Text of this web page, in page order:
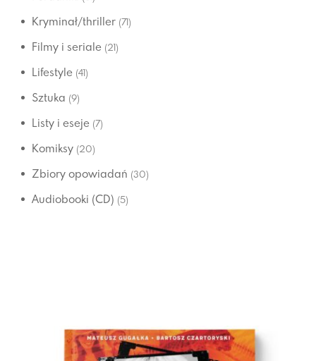
Kryminał/thriller (71)
Filmy i seriale (21)
Lifestyle (41)
Sztuka (9)
Listy i eseje (7)
Komiksy (20)
Zbiory opowiadań (30)
Audiobooki (CD) (5)